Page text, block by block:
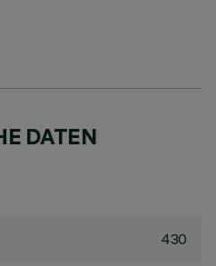
DATEN
430